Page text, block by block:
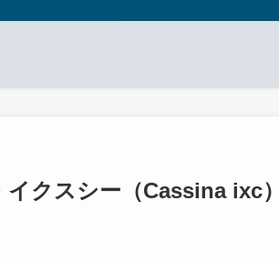
イクスシー（Cassina ixc